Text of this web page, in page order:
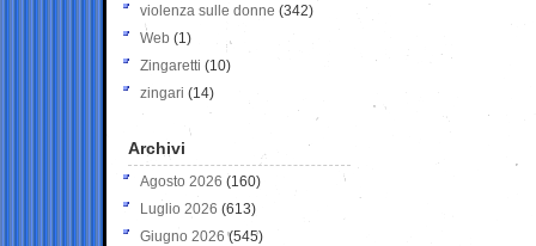
violenza sulle donne (342)
Web (1)
Zingaretti (10)
zingari (14)
Archivi
Agosto 2026 (160)
Luglio 2026 (613)
Giugno 2026 (545)